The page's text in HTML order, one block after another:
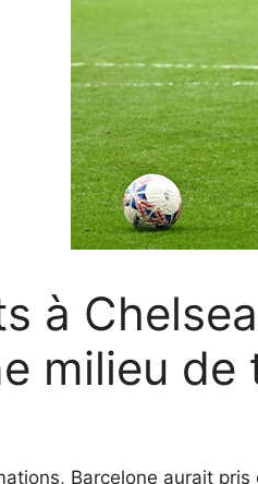
à
milieu de
Barcelone aurait